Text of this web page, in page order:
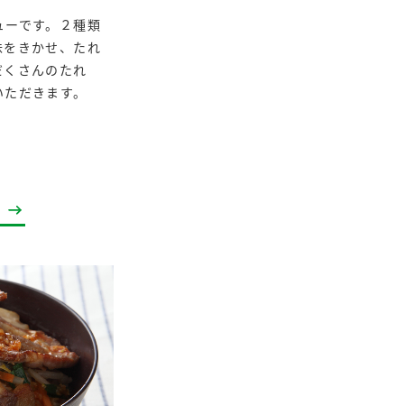
です。２種類
きかせ、たれ
さんのたれ
だきます。